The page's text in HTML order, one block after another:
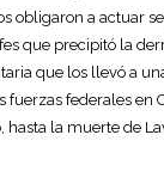
obligaron a actuar
que precipitó la
que los llevó a
fuerzas federales en
hasta la muerte de